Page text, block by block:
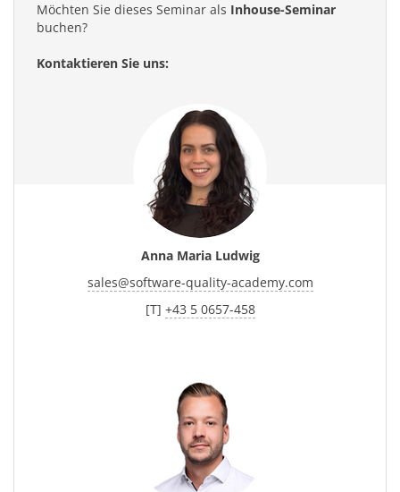
Möchten Sie dieses Seminar als Inhouse-Seminar
buchen?
Kontaktieren Sie uns:
Anna Maria Ludwig
sales@software-quality-academy.com
[T] +43 5 0657-458